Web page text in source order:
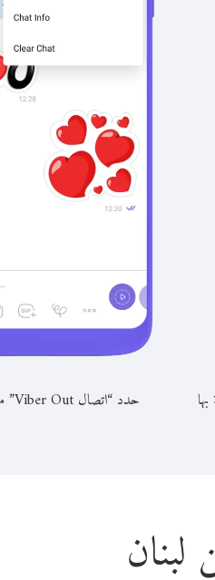
حدد “اتصال Viber Out” من عنوان المحادثة
لبنان